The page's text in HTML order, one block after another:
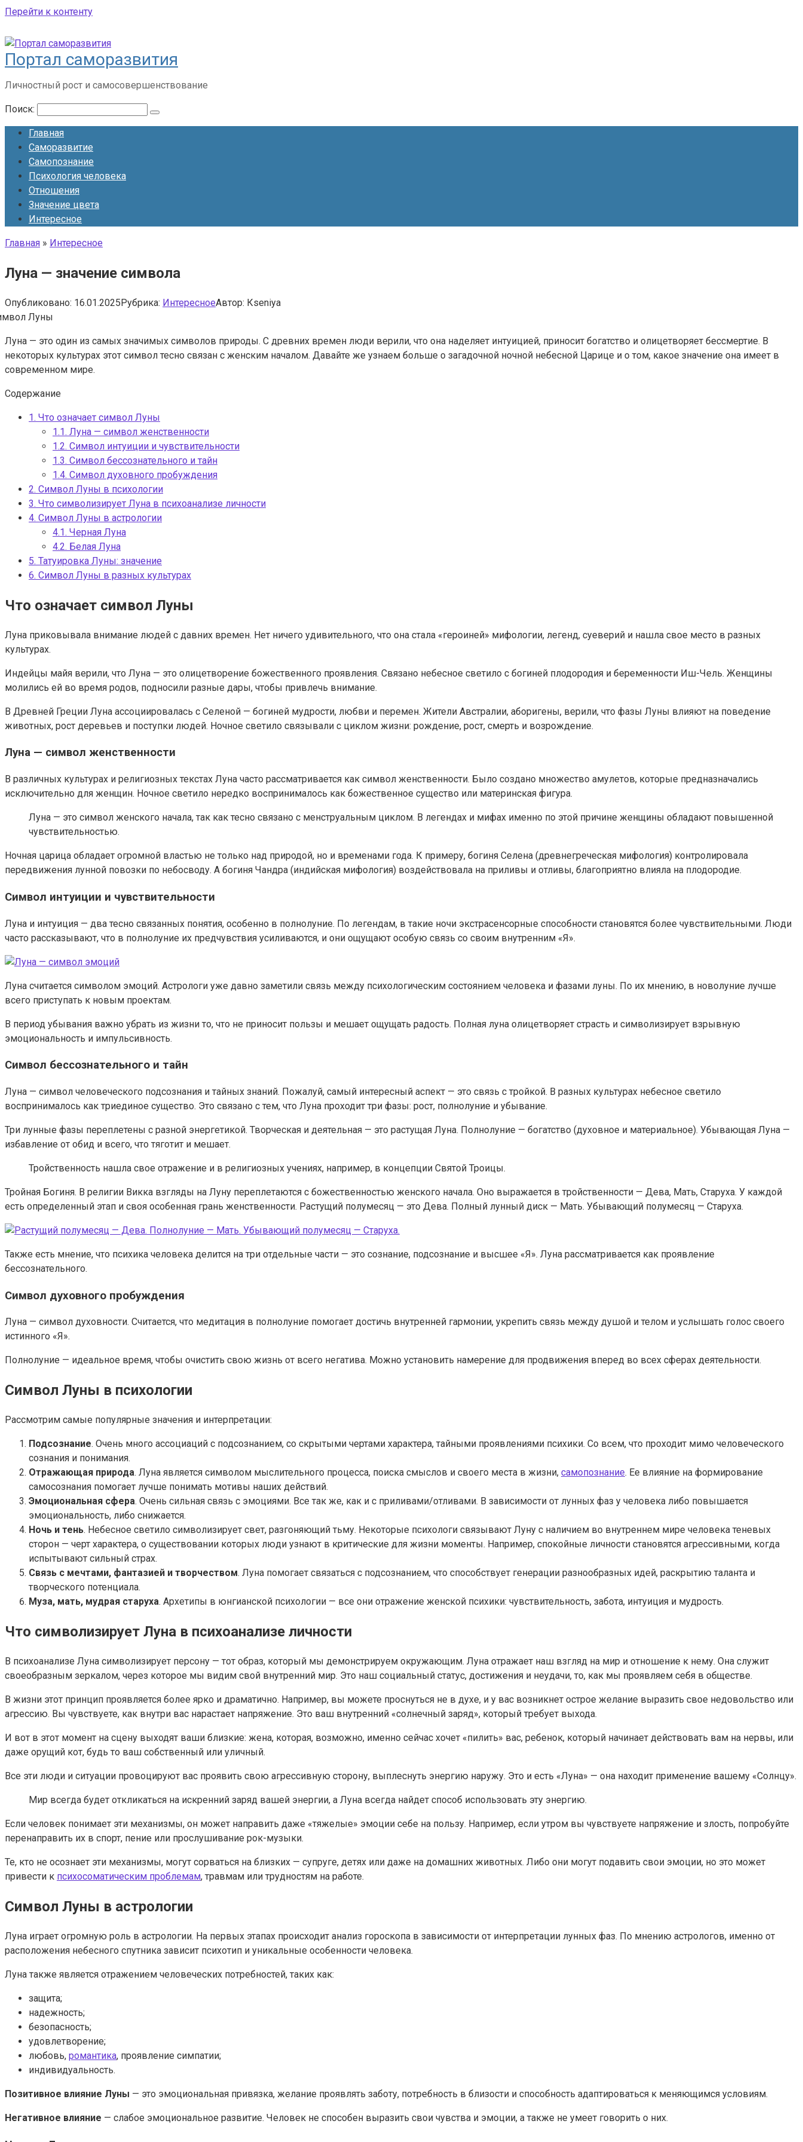
Перейти к контенту
Портал саморазвития
Личностный рост и самосовершенствование
Поиск:
Главная
Саморазвитие
Самопознание
Психология человека
Отношения
Значение цвета
Интересное
Главная » Интересное
Луна — значение символа
Опубликовано: 16.01.2025Рубрика: ИнтересноеАвтор: Кseniya
Луна — это один из самых значимых символов природы. С древних времен люди верили, что она наделяет интуицией, приносит богатство и олицетворяет бессмертие. В
некоторых культурах этот символ тесно связан с женским началом. Давайте же узнаем больше о загадочной ночной небесной Царице и о том, какое значение она имеет в
современном мире.
Содержание
1. Что означает символ Луны
1.1. Луна — символ женственности
1.2. Символ интуиции и чувствительности
1.3. Символ бессознательного и тайн
1.4. Символ духовного пробуждения
2. Символ Луны в психологии
3. Что символизирует Луна в психоанализе личности
4. Символ Луны в астрологии
4.1. Черная Луна
4.2. Белая Луна
5. Татуировка Луны: значение
6. Символ Луны в разных культурах
Что означает символ Луны
Луна приковывала внимание людей с давних времен. Нет ничего удивительного, что она стала «героиней» мифологии, легенд, суеверий и нашла свое место в разных
культурах.
Индейцы майя верили, что Луна — это олицетворение божественного проявления. Связано небесное светило с богиней плодородия и беременности Иш-Чель. Женщины
молились ей во время родов, подносили разные дары, чтобы привлечь внимание.
В Древней Греции Луна ассоциировалась с Селеной — богиней мудрости, любви и перемен. Жители Австралии, аборигены, верили, что фазы Луны влияют на поведение
животных, рост деревьев и поступки людей. Ночное светило связывали с циклом жизни: рождение, рост, смерть и возрождение.
Луна — символ женственности
В различных культурах и религиозных текстах Луна часто рассматривается как символ женственности. Было создано множество амулетов, которые предназначались
исключительно для женщин. Ночное светило нередко воспринималось как божественное существо или материнская фигура.
Луна — это символ женского начала, так как тесно связано с менструальным циклом. В легендах и мифах именно по этой причине женщины обладают повышенной
чувствительностью.
Ночная царица обладает огромной властью не только над природой, но и временами года. К примеру, богиня Селена (древнегреческая мифология) контролировала
передвижения лунной повозки по небосводу. А богиня Чандра (индийская мифология) воздействовала на приливы и отливы, благоприятно влияла на плодородие.
Символ интуиции и чувствительности
Луна и интуиция — два тесно связанных понятия, особенно в полнолуние. По легендам, в такие ночи экстрасенсорные способности становятся более чувствительными. Люди
часто рассказывают, что в полнолуние их предчувствия усиливаются, и они ощущают особую связь со своим внутренним «Я».
Луна считается символом эмоций. Астрологи уже давно заметили связь между психологическим состоянием человека и фазами луны. По их мнению, в новолуние лучше
всего приступать к новым проектам.
В период убывания важно убрать из жизни то, что не приносит пользы и мешает ощущать радость. Полная луна олицетворяет страсть и символизирует взрывную
эмоциональность и импульсивность.
Символ бессознательного и тайн
Луна — символ человеческого подсознания и тайных знаний. Пожалуй, самый интересный аспект — это связь с тройкой. В разных культурах небесное светило
воспринималось как триединое существо. Это связано с тем, что Луна проходит три фазы: рост, полнолуние и убывание.
Три лунные фазы переплетены с разной энергетикой. Творческая и деятельная — это растущая Луна. Полнолуние — богатство (духовное и материальное). Убывающая Луна —
избавление от обид и всего, что тяготит и мешает.
Тройственность нашла свое отражение и в религиозных учениях, например, в концепции Святой Троицы.
Тройная Богиня. В религии Викка взгляды на Луну переплетаются с божественностью женского начала. Оно выражается в тройственности — Дева, Мать, Старуха. У каждой
есть определенный этап и своя особенная грань женственности. Растущий полумесяц — это Дева. Полный лунный диск — Мать. Убывающий полумесяц — Старуха.
Также есть мнение, что психика человека делится на три отдельные части — это сознание, подсознание и высшее «Я». Луна рассматривается как проявление
бессознательного.
Символ духовного пробуждения
Луна — символ духовности. Считается, что медитация в полнолуние помогает достичь внутренней гармонии, укрепить связь между душой и телом и услышать голос своего
истинного «Я».
Полнолуние — идеальное время, чтобы очистить свою жизнь от всего негатива. Можно установить намерение для продвижения вперед во всех сферах деятельности.
Символ Луны в психологии
Рассмотрим самые популярные значения и интерпретации:
Подсознание. Очень много ассоциаций с подсознанием, со скрытыми чертами характера, тайными проявлениями психики. Со всем, что проходит мимо человеческого
сознания и понимания.
Отражающая природа. Луна является символом мыслительного процесса, поиска смыслов и своего места в жизни, самопознание. Ее влияние на формирование
самосознания помогает лучше понимать мотивы наших действий.
Эмоциональная сфера. Очень сильная связь с эмоциями. Все так же, как и с приливами/отливами. В зависимости от лунных фаз у человека либо повышается
эмоциональность, либо снижается.
Ночь и тень. Небесное светило символизирует свет, разгоняющий тьму. Некоторые психологи связывают Луну с наличием во внутреннем мире человека теневых
сторон — черт характера, о существовании которых люди узнают в критические для жизни моменты. Например, спокойные личности становятся агрессивными, когда
испытывают сильный страх.
Связь с мечтами, фантазией и творчеством. Луна помогает связаться с подсознанием, что способствует генерации разнообразных идей, раскрытию таланта и
творческого потенциала.
Муза, мать, мудрая старуха. Архетипы в юнгианской психологии — все они отражение женской психики: чувствительность, забота, интуиция и мудрость.
Что символизирует Луна в психоанализе личности
В психоанализе Луна символизирует персону — тот образ, который мы демонстрируем окружающим. Луна отражает наш взгляд на мир и отношение к нему. Она служит
своеобразным зеркалом, через которое мы видим свой внутренний мир. Это наш социальный статус, достижения и неудачи, то, как мы проявляем себя в обществе.
В жизни этот принцип проявляется более ярко и драматично. Например, вы можете проснуться не в духе, и у вас возникнет острое желание выразить свое недовольство или
агрессию. Вы чувствуете, как внутри вас нарастает напряжение. Это ваш внутренний «солнечный заряд», который требует выхода.
И вот в этот момент на сцену выходят ваши близкие: жена, которая, возможно, именно сейчас хочет «пилить» вас, ребенок, который начинает действовать вам на нервы, или
даже орущий кот, будь то ваш собственный или уличный.
Все эти люди и ситуации провоцируют вас проявить свою агрессивную сторону, выплеснуть энергию наружу. Это и есть «Луна» — она находит применение вашему «Солнцу».
Мир всегда будет откликаться на искренний заряд вашей энергии, а Луна всегда найдет способ использовать эту энергию.
Если человек понимает эти механизмы, он может направить даже «тяжелые» эмоции себе на пользу. Например, если утром вы чувствуете напряжение и злость, попробуйте
перенаправить их в спорт, пение или прослушивание рок-музыки.
Те, кто не осознает эти механизмы, могут сорваться на близких — супруге, детях или даже на домашних животных. Либо они могут подавить свои эмоции, но это может
привести к психосоматическим проблемам, травмам или трудностям на работе.
Символ Луны в астрологии
Луна играет огромную роль в астрологии. На первых этапах происходит анализ гороскопа в зависимости от интерпретации лунных фаз. По мнению астрологов, именно от
расположения небесного спутника зависит психотип и уникальные особенности человека.
Луна также является отражением человеческих потребностей, таких как:
защита;
надежность;
безопасность;
удовлетворение;
любовь, романтика, проявление симпатии;
индивидуальность.
Позитивное влияние Луны — это эмоциональная привязка, желание проявлять заботу, потребность в близости и способность адаптироваться к меняющимся условиям.
Негативное влияние — слабое эмоциональное развитие. Человек не способен выразить свои чувства и эмоции, а также не умеет говорить о них.